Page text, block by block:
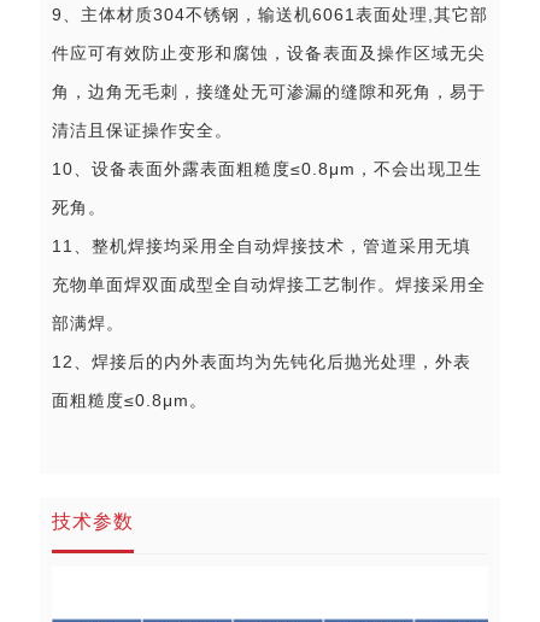
9、主体材质304不锈钢，输送机6061表面处理,其它部
件应可有效防止变形和腐蚀，设备表面及操作区域无尖
角，边角无毛刺，接缝处无可渗漏的缝隙和死角，易于
清洁且保证操作安全。
10、设备表面外露表面粗糙度≤0.8μm，不会出现卫生
死角。
11、整机焊接均采用全自动焊接技术，管道采用无填
充物单面焊双面成型全自动焊接工艺制作。焊接采用全
部满焊。
12、焊接后的内外表面均为先钝化后抛光处理，外表
面粗糙度≤0.8μm。
技术参数